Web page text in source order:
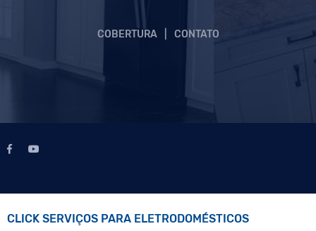
COBERTURA CONTATO
CLICK SERVIÇOS PARA ELETRODOMÉSTICOS